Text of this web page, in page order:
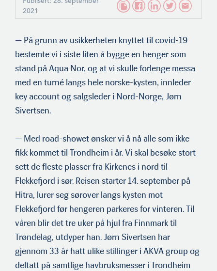
2021
— På grunn av usikkerheten knyttet til covid-19
bestemte vi i siste liten å bygge en henger som
stand på Aqua Nor, og at vi skulle forlenge messa
med en turné langs hele norske-kysten, in­nleder
key account og salgsleder i Nord-Norge, Jørn
Sivertsen.
— Med road-showet ønsker vi å nå alle som ikke
fikk kommet til Trondheim i år. Vi skal besøke stort
sett de fleste plasser fra Kirkenes i nord til
Flekkefjord i sør. Reisen starter 14. septem­ber på
Hitra, lurer seg sørover langs kysten mot
Flekkefjord før hengeren parkeres for vinteren. Til
våren blir det tre uker på hjul fra Finnmark til
Trøndelag, utdyper han. Jørn Sivertsen har
gjennom 33 år hatt ulike stillinger i AKVA group og
deltatt på samtlige havbruksmesser i Trondheim